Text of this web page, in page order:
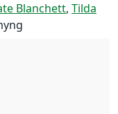
Blanchett, Tilda